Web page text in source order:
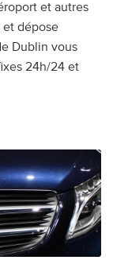
et autres
et dépose
Dublin vous
24h/24 et